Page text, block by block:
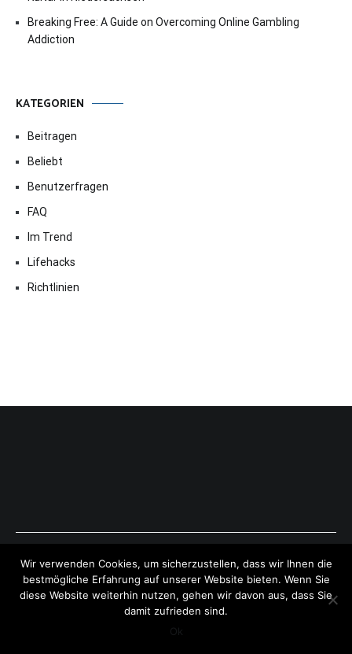
Breaking Free: A Guide on Overcoming Online Gambling
Addiction
KATEGORIEN
Beitragen
Beliebt
Benutzerfragen
FAQ
Im Trend
Lifehacks
Richtlinien
Copyright © 2026ExpressAntworten.com . All rights reserved.
Theme:Cenote by ThemeGrill. Powered byWordPress .
Wir verwenden Cookies, um sicherzustellen, dass wir Ihnen die
bestmögliche Erfahrung auf unserer Website bieten. Wenn Sie
diese Website weiterhin nutzen, gehen wir davon aus, dass Sie
damit zufrieden sind.
Ok